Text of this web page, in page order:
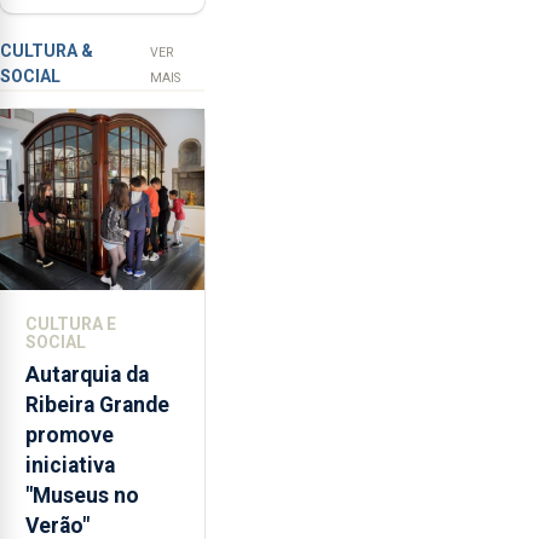
a
prevenção
primária
da
violência
doméstica,
através
da
promoção
de
pessoais,
emocionais
e
sociais
junto
das
crianças
com selo Marca
Açores
CULTURA &
SOCIAL
VER
MAIS
CULTURA E
SOCIAL
Autarquia da
Ribeira Grande
promove
iniciativa
"Museus no
Verão"